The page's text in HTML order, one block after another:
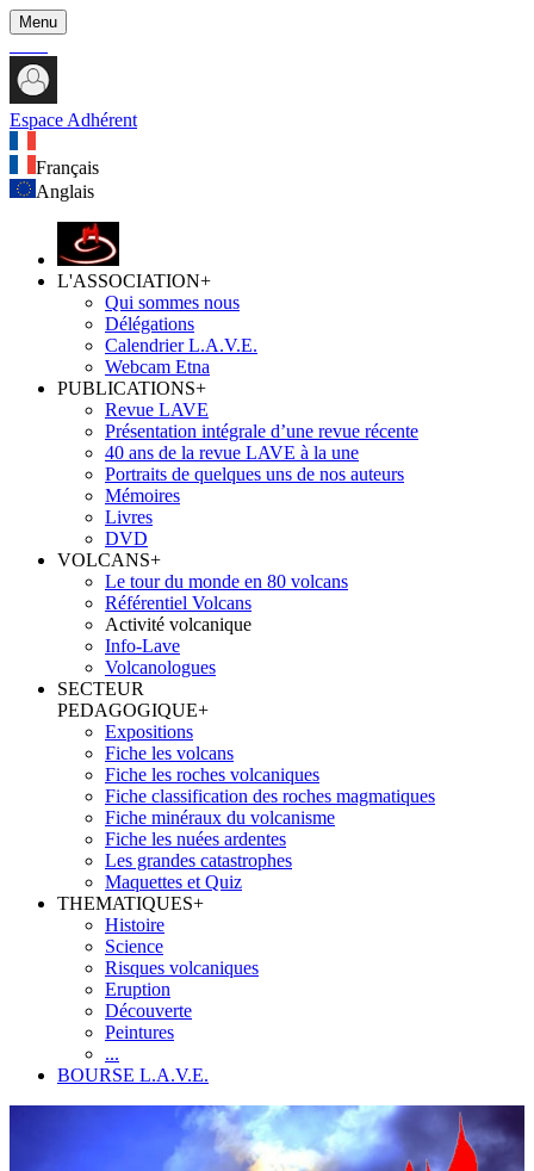
Menu
Espace Adhérent
Français
Anglais
L'ASSOCIATION+
Qui sommes nous
Délégations
Calendrier L.A.V.E.
Webcam Etna
PUBLICATIONS+
Revue LAVE
Présentation intégrale d’une revue récente
40 ans de la revue LAVE à la une
Portraits de quelques uns de nos auteurs
Mémoires
Livres
DVD
VOLCANS+
Le tour du monde en 80 volcans
Référentiel Volcans
Activité volcanique
Info-Lave
Volcanologues
SECTEUR
PEDAGOGIQUE+
Expositions
Fiche les volcans
Fiche les roches volcaniques
Fiche classification des roches magmatiques
Fiche minéraux du volcanisme
Fiche les nuées ardentes
Les grandes catastrophes
Maquettes et Quiz
THEMATIQUES+
Histoire
Science
Risques volcaniques
Eruption
Découverte
Peintures
...
BOURSE L.A.V.E.